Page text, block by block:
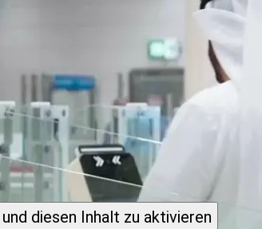
diesen Inhalt zu aktivieren